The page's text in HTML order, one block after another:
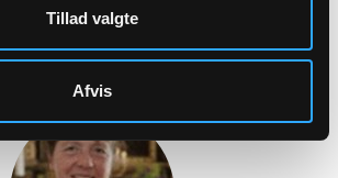
Tillad valgte
Afvis
51207206